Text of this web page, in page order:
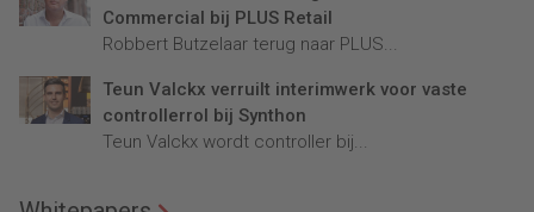
Commercial bij PLUS Retail
Robbert Butzelaar terug naar PLUS...
Teun Valckx verruilt interimwerk voor vaste
controllerrol bij Synthon
Teun Valckx wordt controller bij...